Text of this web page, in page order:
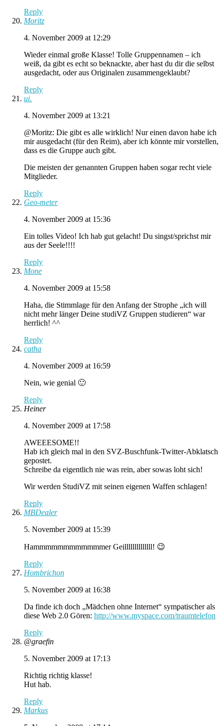
Reply
Moritz
4. November 2009 at 12:29
Wieder einmal große Klasse! Tolle Gruppennamen – ich
weiß, da gibt es echt so beknackte, aber hast du dir die selbst
ausgedacht, oder aus Originalen zusammengeklaubt?
Reply
ui.
4. November 2009 at 13:21
@Moritz: Die gibt es alle wirklich! Nur einen davon habe ich
mir ausgedacht (für den Reim), aber ich könnte mir vorstellen,
dass es die Gruppe auch gibt.
Die meisten der genannten Gruppen haben sogar recht viele
Mitglieder.
Reply
Geo-meter
4. November 2009 at 15:36
Ein tolles Video! Ich hab gut gelacht! Du singst/sprichst mir
aus der Seele!!!!
Reply
Mone
4. November 2009 at 15:58
Haha, die Stimmlage für den Anfang der Strophe „ich will
nicht mehr länger Deine studiVZ Gruppen studieren“ war
herrlich! ^^
Reply
catha
4. November 2009 at 16:59
Nein, wie genial 🙂
Reply
Heiner
4. November 2009 at 17:58
AWEEESOME!!
Hab ich gleich mal in den SVZ-Buschfunk-Twitter-Abklatsch
gepostet.
Schreibe da eigentlich nie was rein, aber sowas loht sich!
Wir werden StudiVZ mit seinen eigenen Waffen schlagen!
Reply
MBDealer
5. November 2009 at 15:39
Hammmmmmmmmmmmer Geillllllllllllll! 😉
Reply
Hombrichon
5. November 2009 at 16:38
Da finde ich doch „Mädchen ohne Internet“ sympatischer als
diese Web 2.0 Gören: http://www.myspace.com/traumtelefon
Reply
@graefin
5. November 2009 at 17:13
Richtig richtig klasse!
Hut hab.
Reply
Markus